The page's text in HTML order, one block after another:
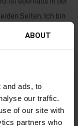
ABOUT
and ads, to
our traffic.
of our site with
partners who
Seiten. Ich bin
habe.